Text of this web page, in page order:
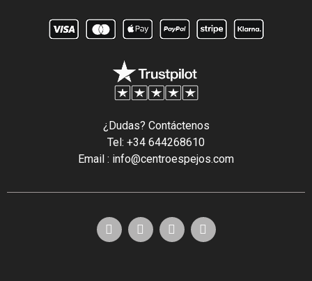
¿Dudas? Contáctenos
Tel: +34 644268610
Email : info@centroespejos.com